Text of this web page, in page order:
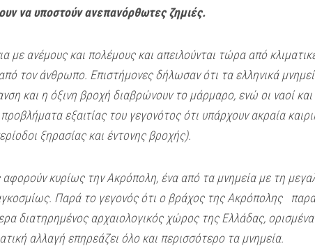
να υποστούν ανεπανόρθωτες ζημιές.
με ανέμους και πολέμους και απειλούνται τώρα από
τον άνθρωπο. Επιστήμονες δήλωσαν ότι τα ελληνικά
και η όξινη βροχή διαβρώνουν το μάρμαρο, ενώ οι ναοί και
εξαιτίας του γεγονότος ότι υπάρχουν ακραία
ξηρασίας και έντονης βροχής).
αφορούν κυρίως την Ακρόπολη, ένα από τα μνημεία με τη
Παρά το γεγονός ότι ο βράχος της Ακρόπολης
διατηρημένος αρχαιολογικός χώρος της Ελλάδας,
αλλαγή επηρεάζει όλο και περισσότερο τα μνημεία.